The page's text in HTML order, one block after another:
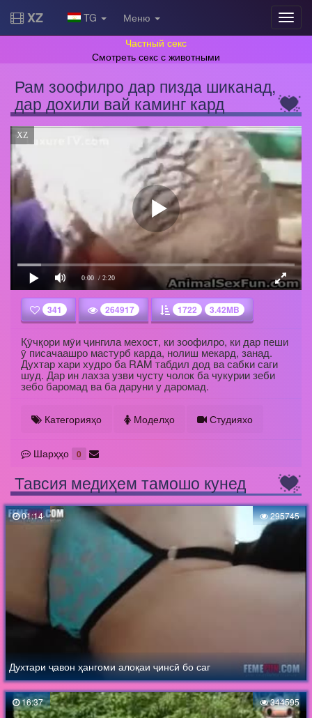
XZ TG
Меню
Частный секс
Смотреть секс с животными
Рам зоофилро дар пизда шиканад,
дар дохили вай каминг кард
XZ
0:00 / 2:20
341 264917 1722 3.42MB
Қӯчқори мӯи ҷингила мехост, ки зоофилро, ки дар пеши
ӯ писачаашро мастурб карда, нолиш мекард, занад.
Духтар хари худро ба RAM табдил дод ва сабки саги
шуд. Дар ин лахза узви чусту чолок ба чукурии зеби
зебо баромад ва ба даруни у даромад.
Категорияҳо Моделҳо Студияхо
Шарҳҳо 0
Тавсия медиҳем тамошо кунед
01:14 295745
Духтари ҷавон ҳангоми алоқаи ҷинсӣ бо саг
16:37 344595